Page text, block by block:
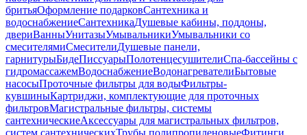
бритьяОформление подарковСантехника и
водоснабжениеСантехникаДушевые кабины, поддоны,
двериВанныУнитазыУмывальникиУмывальники со
смесителямиСмесителиДушевые панели,
гарнитурыБидеПиссуарыПолотенцесушителиСпа-бассейны с
гидромассажемВодоснабжениеВодонагревателиБытовые
насосыПроточные фильтры для водыФильтры-
кувшиныКартриджи, комплектующие для проточных
фильтровМагистральные фильтры, системы
сантехническиеАксессуары для магистральных фильтров,
систем сантехническихТрубы полипропиленовыеФитинги